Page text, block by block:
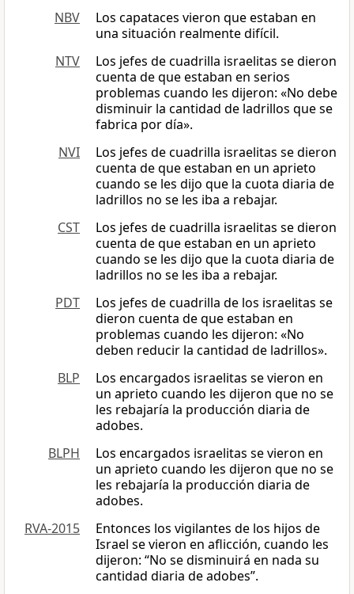
NBV
Los capataces vieron que estaban en
una situación realmente difícil.
NTV
Los jefes de cuadrilla israelitas se dieron
cuenta de que estaban en serios
problemas cuando les dijeron: «No debe
disminuir la cantidad de ladrillos que se
fabrica por día».
NVI
Los jefes de cuadrilla israelitas se dieron
cuenta de que estaban en un aprieto
cuando se les dijo que la cuota diaria de
ladrillos no se les iba a rebajar.
CST
Los jefes de cuadrilla israelitas se dieron
cuenta de que estaban en un aprieto
cuando se les dijo que la cuota diaria de
ladrillos no se les iba a rebajar.
PDT
Los jefes de cuadrilla de los israelitas se
dieron cuenta de que estaban en
problemas cuando les dijeron: «No
deben reducir la cantidad de ladrillos».
BLP
Los encargados israelitas se vieron en
un aprieto cuando les dijeron que no se
les rebajaría la producción diaria de
adobes.
BLPH
Los encargados israelitas se vieron en
un aprieto cuando les dijeron que no se
les rebajaría la producción diaria de
adobes.
RVA-2015
Entonces los vigilantes de los hijos de
Israel se vieron en aflicción, cuando les
dijeron: “No se disminuirá en nada su
cantidad diaria de adobes”.